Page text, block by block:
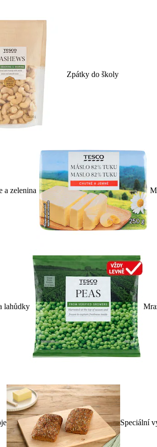
Zpátky do školy
a zelenina
lahůdky
Speciální